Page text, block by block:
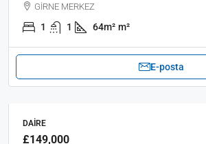
GİRNE MERKEZ
1 1 64m² m²
E-posta
DAIRE
£149,000